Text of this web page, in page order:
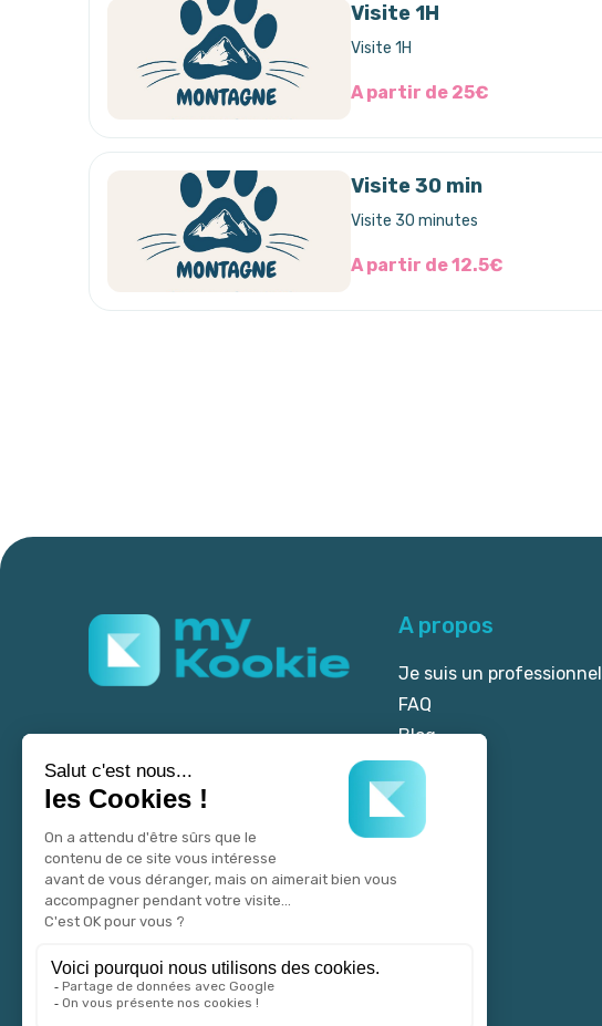
Visite 1H
Visite 1H
A partir de 25€
Visite 30 min
Visite 30 minutes
A partir de 12.5€
A propos
Je suis un professionnel
FAQ
Blog